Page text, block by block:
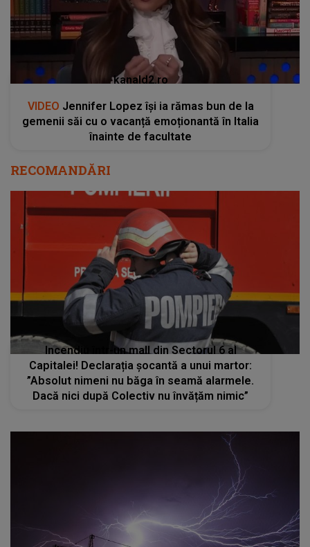
kanald2.ro
VIDEO Jennifer Lopez își ia rămas bun de la
gemenii săi cu o vacanță emoționantă în Italia
înainte de facultate
RECOMANDĂRI
Incendiu într-un mall din Sectorul 6 al
Capitalei! Declarația șocantă a unui martor:
”Absolut nimeni nu băga în seamă alarmele.
Dacă nici după Colectiv nu învățăm nimic”